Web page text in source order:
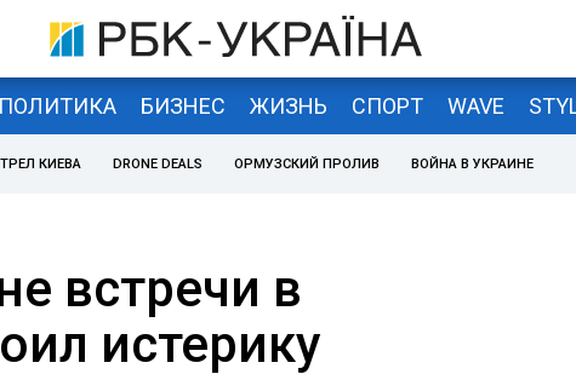
ПОЛИТИКА БИЗНЕС ЖИЗНЬ СПОРТ WAVE
КИЕВА DRONE DEALS ОРМУЗСКИЙ ПРОЛИВ ВОЙНА В УКРАИНЕ
встречи в
истерику